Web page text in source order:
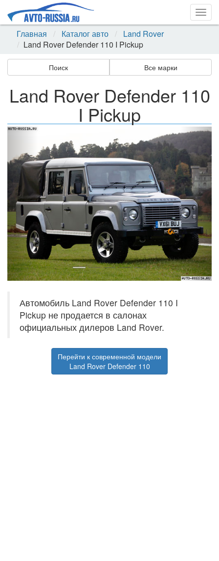
Главная
Каталог авто
Land Rover
Land Rover Defender 110 I Pickup
Поиск Все марки
Land Rover Defender 110
I Pickup
Назад
Автомобиль Land Rover Defender 110 I
Pickup не продается в салонах
официальных дилеров Land Rover.
Перейти к современной модели
Land Rover Defender 110